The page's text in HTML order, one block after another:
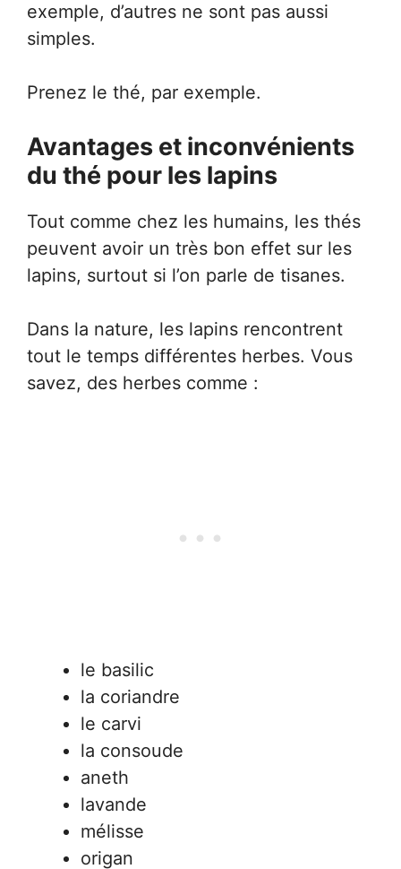
exemple, d’autres ne sont pas aussi
simples.
Prenez le thé, par exemple.
Avantages et inconvénients
du thé pour les lapins
Tout comme chez les humains, les thés
peuvent avoir un très bon effet sur les
lapins, surtout si l’on parle de tisanes.
Dans la nature, les lapins rencontrent
tout le temps différentes herbes. Vous
savez, des herbes comme :
le basilic
la coriandre
le carvi
la consoude
aneth
lavande
mélisse
origan